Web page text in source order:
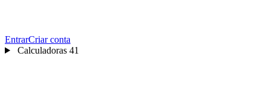
EntrarCriar conta
Calculadoras 41